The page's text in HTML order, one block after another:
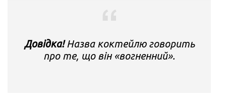
Довідка!Назва коктейлю говорить
про те, що він «вогненний».